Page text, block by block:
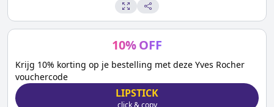
10%OFF
Krijg 10% korting op je bestelling met deze Yves Rocher
vouchercode
LIPSTICK
click & copy